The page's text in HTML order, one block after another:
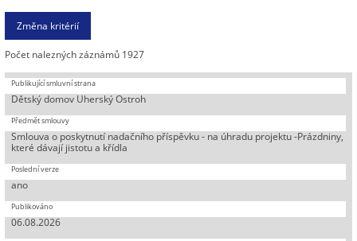
Počet nalezných záznámů 1927
Dětský domov Uherský Ostroh
Smlouva o poskytnutí nadačního příspěvku - na úhradu projektu -Prázdniny,
které dávají jistotu a křídla
ano
06.08.2026